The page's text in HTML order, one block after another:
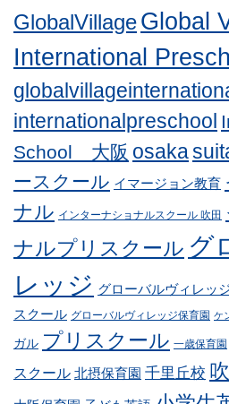
GlobalVillageGlobal
International
internationalpreschool
School 大阪 osaka
ースクール イマージョン教育
ナル インターナショナルスクール 吹田
ナルプリスクール グ
レッジ グローバルヴィレッ
スクール グローバルヴィレッジ保育園 ケ
ガル プリスクール 一歳保育園
スクール 北摂保育園 千里丘校